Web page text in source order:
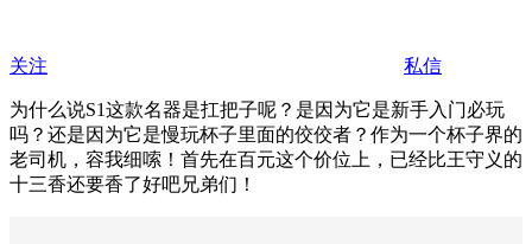
关注 私信
为什么说S1这款名器是扛把子呢？是因为它是新手入门必玩
吗？还是因为它是慢玩杯子里面的佼佼者？作为一个杯子界的
老司机，容我细嗦！首先在百元这个价位上，已经比王守义的
十三香还要香了好吧兄弟们！